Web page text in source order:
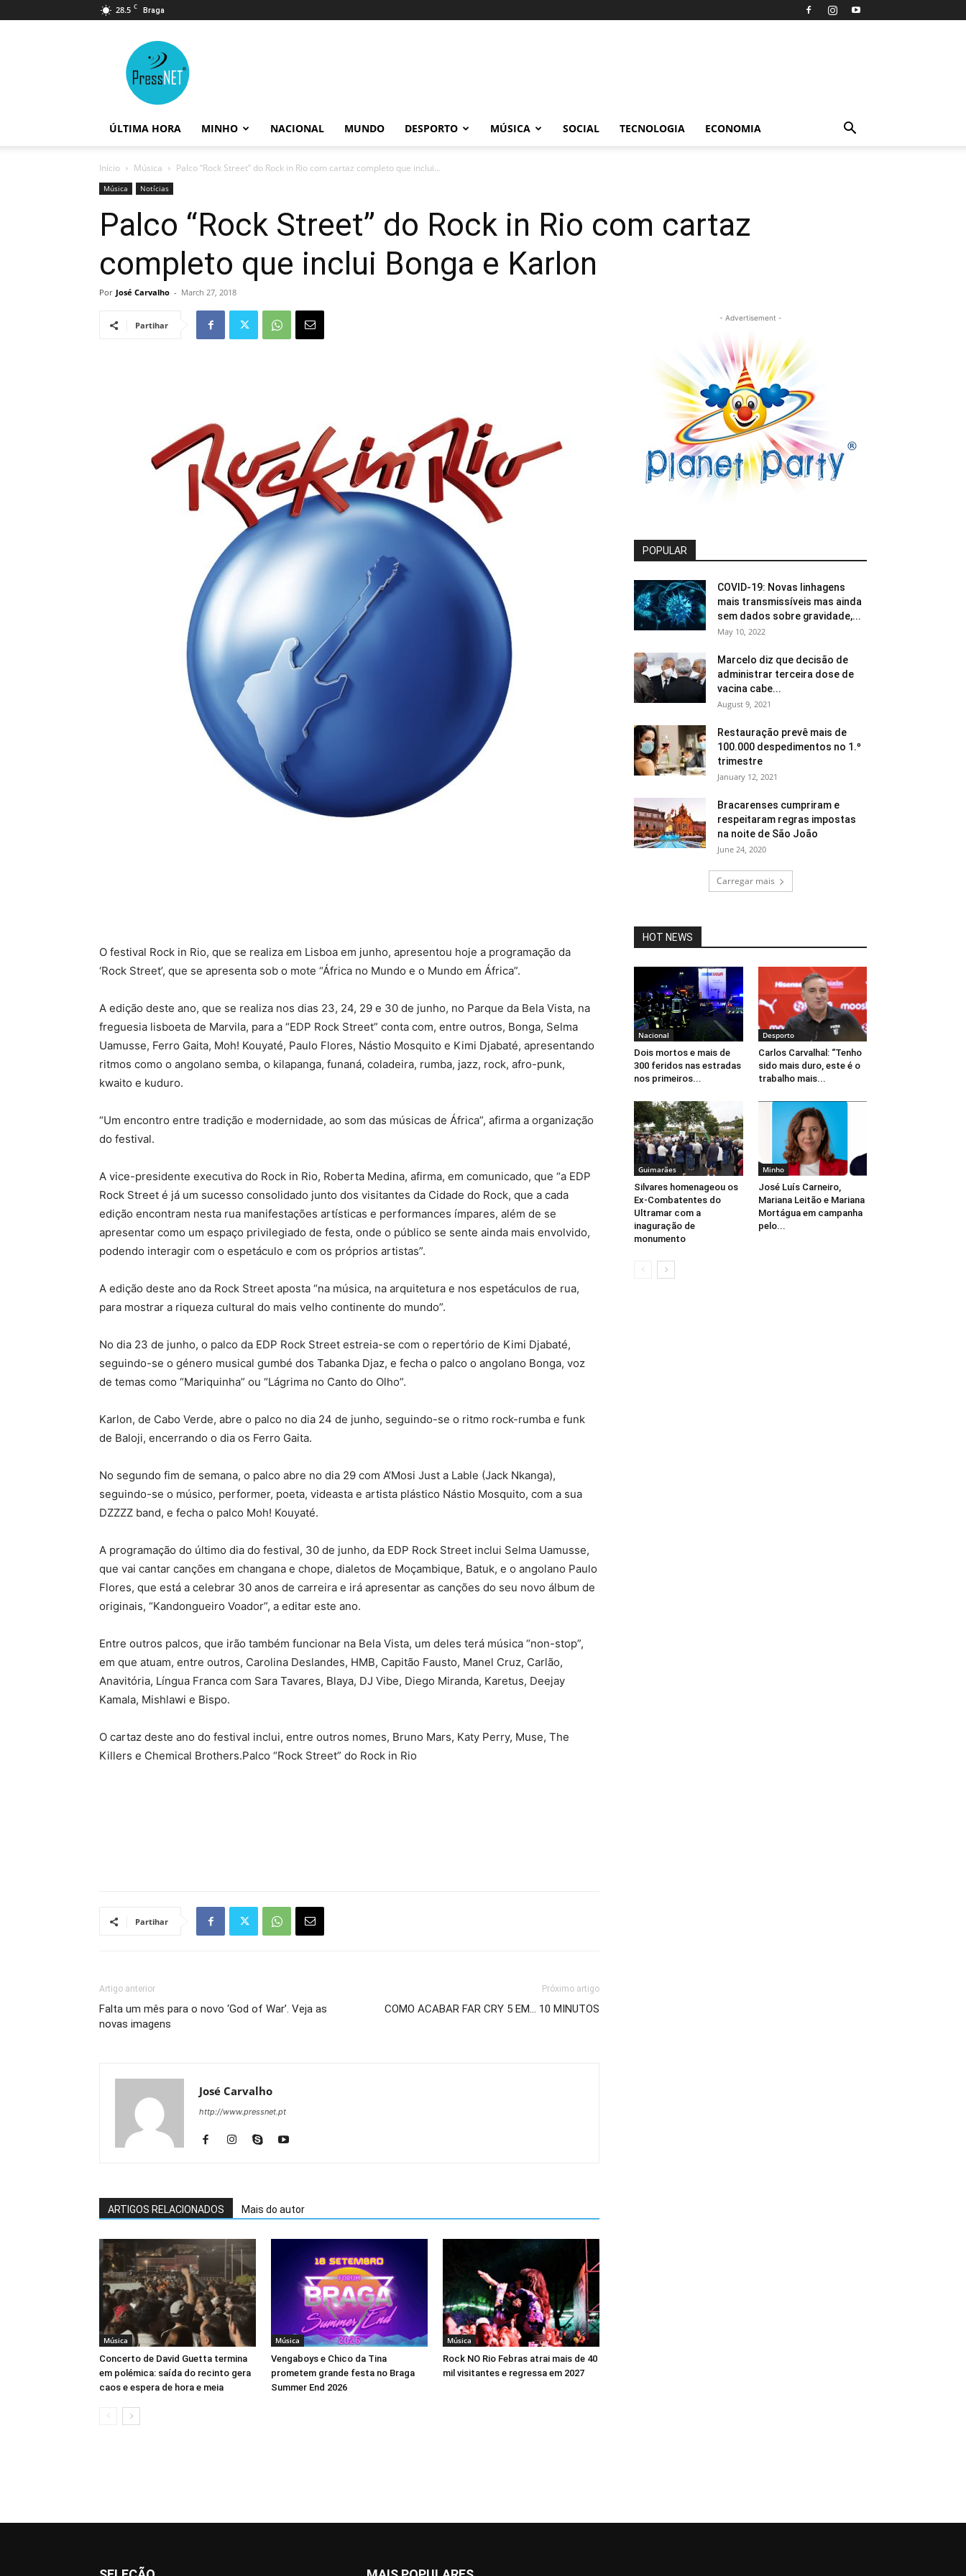
28.5 C Braga
ÚLTIMA HORA MINHO NACIONAL MUNDO DESPORTO MÚSICA SOCIAL TECNOLOGIA ECONOMIA
Início Música Palco “Rock Street” do Rock in Rio com cartaz completo que inclui...
Música Notícias
Palco “Rock Street” do Rock in Rio com cartaz
completo que inclui Bonga e Karlon
Por José Carvalho - March 27, 2018
Partihar
O festival Rock in Rio, que se realiza em Lisboa em junho, apresentou hoje a programação da
‘Rock Street’, que se apresenta sob o mote “África no Mundo e o Mundo em África”.
A edição deste ano, que se realiza nos dias 23, 24, 29 e 30 de junho, no Parque da Bela Vista, na
freguesia lisboeta de Marvila, para a “EDP Rock Street” conta com, entre outros, Bonga, Selma
Uamusse, Ferro Gaita, Moh! Kouyaté, Paulo Flores, Nástio Mosquito e Kimi Djabaté, apresentando
ritmos como o angolano semba, o kilapanga, funaná, coladeira, rumba, jazz, rock, afro-punk,
kwaito e kuduro.
“Um encontro entre tradição e modernidade, ao som das músicas de África”, afirma a organização
do festival.
A vice-presidente executiva do Rock in Rio, Roberta Medina, afirma, em comunicado, que “a EDP
Rock Street é já um sucesso consolidado junto dos visitantes da Cidade do Rock, que a cada
edição encontram nesta rua manifestações artísticas e performances ímpares, além de se
apresentar como um espaço privilegiado de festa, onde o público se sente ainda mais envolvido,
podendo interagir com o espetáculo e com os próprios artistas”.
A edição deste ano da Rock Street aposta “na música, na arquitetura e nos espetáculos de rua,
para mostrar a riqueza cultural do mais velho continente do mundo”.
No dia 23 de junho, o palco da EDP Rock Street estreia-se com o repertório de Kimi Djabaté,
seguindo-se o género musical gumbé dos Tabanka Djaz, e fecha o palco o angolano Bonga, voz
de temas como “Mariquinha” ou “Lágrima no Canto do Olho”.
Karlon, de Cabo Verde, abre o palco no dia 24 de junho, seguindo-se o ritmo rock-rumba e funk
de Baloji, encerrando o dia os Ferro Gaita.
No segundo fim de semana, o palco abre no dia 29 com A’Mosi Just a Lable (Jack Nkanga),
seguindo-se o músico, performer, poeta, videasta e artista plástico Nástio Mosquito, com a sua
DZZZZ band, e fecha o palco Moh! Kouyaté.
A programação do último dia do festival, 30 de junho, da EDP Rock Street inclui Selma Uamusse,
que vai cantar canções em changana e chope, dialetos de Moçambique, Batuk, e o angolano Paulo
Flores, que está a celebrar 30 anos de carreira e irá apresentar as canções do seu novo álbum de
originais, “Kandongueiro Voador”, a editar este ano.
Entre outros palcos, que irão também funcionar na Bela Vista, um deles terá música “non-stop”,
em que atuam, entre outros, Carolina Deslandes, HMB, Capitão Fausto, Manel Cruz, Carlão,
Anavitória, Língua Franca com Sara Tavares, Blaya, DJ Vibe, Diego Miranda, Karetus, Deejay
Kamala, Mishlawi e Bispo.
O cartaz deste ano do festival inclui, entre outros nomes, Bruno Mars, Katy Perry, Muse, The
Killers e Chemical Brothers.Palco “Rock Street” do Rock in Rio
Partihar
Artigo anterior
Falta um mês para o novo ‘God of War’. Veja as
novas imagens
Próximo artigo
COMO ACABAR FAR CRY 5 EM… 10 MINUTOS
José Carvalho
http://www.pressnet.pt
ARTIGOS RELACIONADOS Mais do autor
Música
Concerto de David Guetta termina
em polémica: saída do recinto gera
caos e espera de hora e meia
Música
Vengaboys e Chico da Tina
prometem grande festa no Braga
Summer End 2026
Música
Rock NO Rio Febras atrai mais de 40
mil visitantes e regressa em 2027
- Advertisement -
POPULAR
COVID-19: Novas linhagens
mais transmissíveis mas ainda
sem dados sobre gravidade,...
May 10, 2022
Marcelo diz que decisão de
administrar terceira dose de
vacina cabe...
August 9, 2021
Restauração prevê mais de
100.000 despedimentos no 1.º
trimestre
January 12, 2021
Bracarenses cumpriram e
respeitaram regras impostas
na noite de São João
June 24, 2020
Carregar mais
HOT NEWS
Nacional
Dois mortos e mais de
300 feridos nas estradas
nos primeiros...
Desporto
Carlos Carvalhal: “Tenho
sido mais duro, este é o
trabalho mais...
Guimarães
Silvares homenageou os
Ex-Combatentes do
Ultramar com a
inaguração de
monumento
Minho
José Luís Carneiro,
Mariana Leitão e Mariana
Mortágua em campanha
pelo...